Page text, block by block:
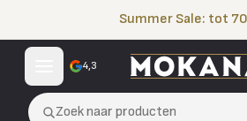
Summer Sale: tot
4,3
Zoek naar producten